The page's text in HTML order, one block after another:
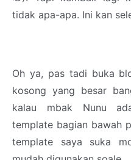
tidak apa-apa. Ini kan
Oh ya, pas tadi buka
kosong yang besar
kalau mbak Nunu
template bagian bawah
template saya suka